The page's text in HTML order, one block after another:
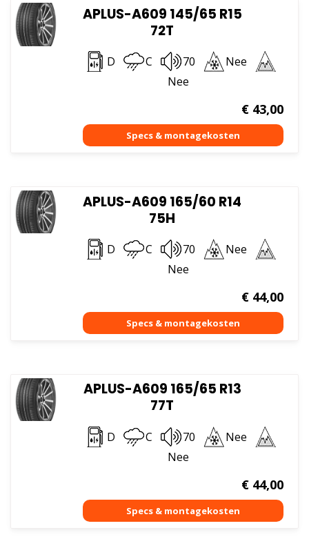
APLUS-A609 145/65 R15
72T
D C 70
Nee
Nee
€43,00
APLUS-A609 165/60 R14
75H
D C 70
Nee
Nee
€44,00
APLUS-A609 165/65 R13
77T
D C 70
Nee
Nee
€44,00